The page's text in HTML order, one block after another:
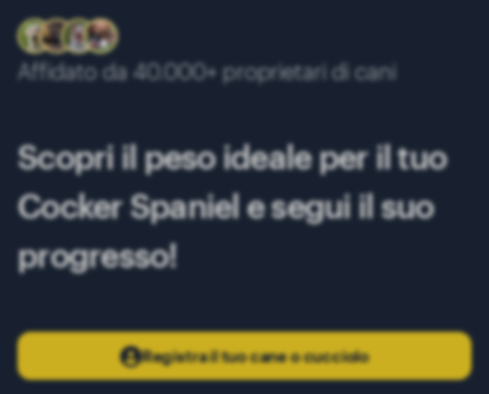
10 mesi
14.40 kg
13 mesi 15.00 kg
Affidato da 40.000+ proprietari di cani
Scopri il peso ideale per il tuo
Cocker Spaniel e segui il suo
progresso!
Registra il tuo cane o cucciolo